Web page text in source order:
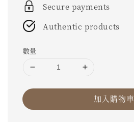
Secure payments
Authentic products
數量
加入購物車